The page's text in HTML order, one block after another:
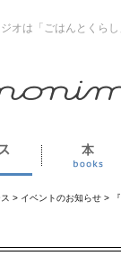
オは「ごはんとくら
ニュース
> イベントのお知らせ >